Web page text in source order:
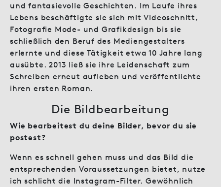
und fantasievolle Geschichten. Im Laufe ihres
Lebens beschäftigte sie sich mit Videoschnitt,
Fotografie Mode- und Grafikdesign bis sie
schließlich den Beruf des Mediengestalters
erlernte und diese Tätigkeit etwa 10 Jahre lang
ausübte. 2013 ließ sie ihre Leidenschaft zum
Schreiben erneut aufleben und veröffentlichte
ihren ersten Roman.
Die Bildbearbeitung
Wie bearbeitest du deine Bilder, bevor du sie
postest?
Wenn es schnell gehen muss und das Bild die
entsprechenden Voraussetzungen bietet, nutze
ich schlicht die Instagram-Filter. Gewöhnlich